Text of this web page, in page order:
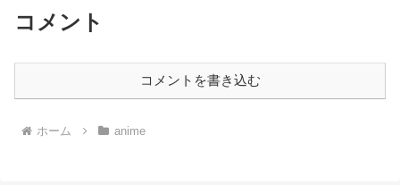
コメント
コメントを書き込む
ホーム anime